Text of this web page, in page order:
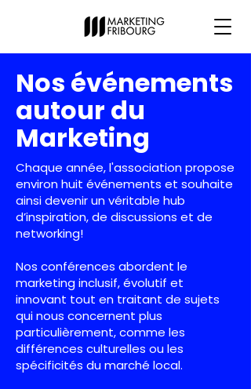
Nos événements
autour du
Marketing
Chaque année, l'association propose
environ huit événements et souhaite
ainsi devenir un véritable hub
d’inspiration, de discussions et de
networking!
Nos conférences abordent le
marketing inclusif, évolutif et
innovant tout en traitant de sujets
qui nous concernent plus
particulièrement, comme les
différences culturelles ou les
spécificités du marché local.